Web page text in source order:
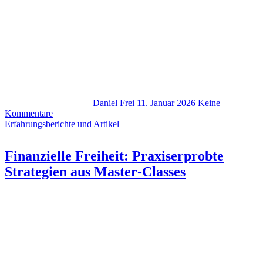
Daniel Frei 11. Januar 2026 Keine
Kommentare
Erfahrungsberichte und Artikel
Finanzielle Freiheit: Praxiserprobte
Strategien aus Master‑Classes